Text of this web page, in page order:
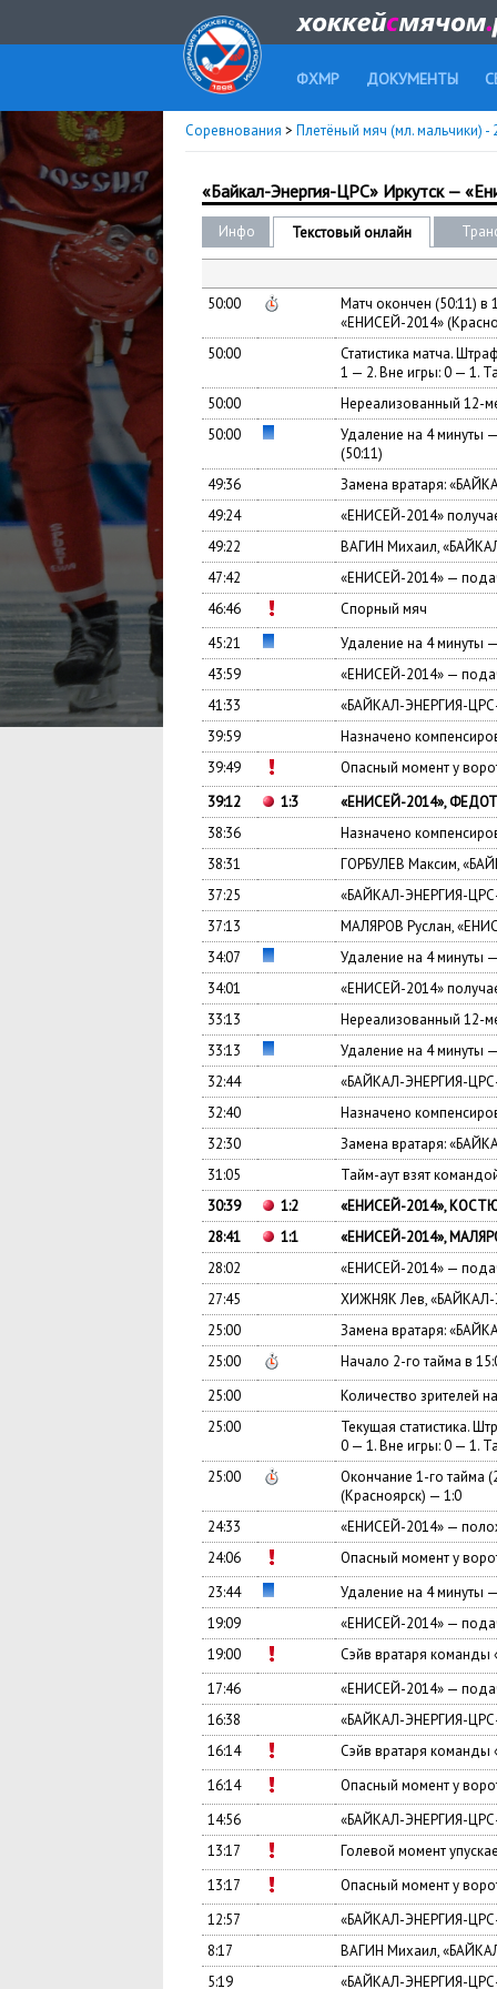
ФХМР ДОКУМЕНТЫ
Соревнования > Плетёный мяч (мл. мальчики) -
«Байкал-Энергия-ЦРС» Иркутск —
Инфо Текстовый онлайн
50:00
Матч окончен (50:11) в
«ЕНИСЕЙ-2014»
50:00
Статистика матча.
1 — 2. Вне игры: 0 — 1.
50:00
Нереализованный 12-
50:00
Удаление на 4 минуты
(50:11)
49:36
Замена вратаря:
49:24
«ЕНИСЕЙ-2014»
49:22
ВАГИН Михаил,
47:42
«ЕНИСЕЙ-2014» —
46:46
Спорный мяч
45:21
Удаление на 4 минуты
43:59
«ЕНИСЕЙ-2014» —
41:33
«БАЙКАЛ-ЭНЕРГИЯ-
39:59
Назначено
39:49
Опасный момент у
39:12
1:3
«ЕНИСЕЙ-2014»,
38:36
Назначено
38:31
ГОРБУЛЕВ Максим,
37:25
«БАЙКАЛ-ЭНЕРГИЯ-
37:13
МАЛЯРОВ Руслан,
34:07
Удаление на 4 минуты
34:01
«ЕНИСЕЙ-2014»
33:13
Нереализованный 12-
33:13
Удаление на 4 минуты
32:44
«БАЙКАЛ-ЭНЕРГИЯ-
32:40
Назначено
32:30
Замена вратаря:
31:05
Тайм-аут взят
30:39
1:2
«ЕНИСЕЙ-2014»,
28:41
1:1
«ЕНИСЕЙ-2014»,
28:02
«ЕНИСЕЙ-2014» —
27:45
ХИЖНЯК Лев, «БАЙКАЛ-
25:00
Замена вратаря:
25:00
Начало 2-го тайма в
25:00
Количество зрителей
25:00
Текущая статистика.
0 — 1. Вне игры: 0 — 1.
25:00
Окончание 1-го тайма
(Красноярск) — 1:0
24:33
«ЕНИСЕЙ-2014» —
24:06
Опасный момент у
23:44
Удаление на 4
19:09
«ЕНИСЕЙ-2014» —
19:00
Сэйв вратаря
17:46
«ЕНИСЕЙ-2014» —
16:38
«БАЙКАЛ-ЭНЕРГИЯ-
16:14
Сэйв вратаря
16:14
Опасный момент у
14:56
«БАЙКАЛ-ЭНЕРГИЯ-
13:17
Голевой момент
13:17
Опасный момент у
12:57
«БАЙКАЛ-ЭНЕРГИЯ-
8:17
ВАГИН Михаил,
5:19
«БАЙКАЛ-ЭНЕРГИЯ-